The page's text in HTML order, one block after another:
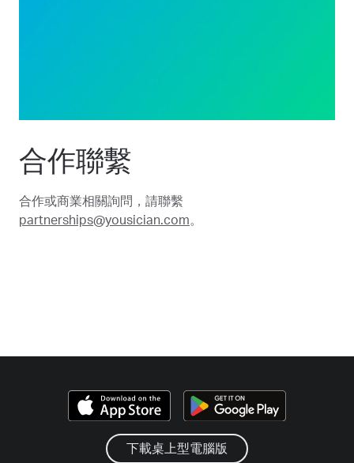
合作聯繫
合作或商業相關詢問，請聯繫
partnerships@yousician.com。
下載桌上型電腦版